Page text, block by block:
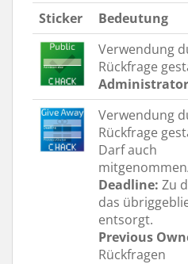
Sticker
Bedeutung
Verwendung
Rückfrage
Verwendung
Rückfrage
Darf auch
Deadline: Zu
das
entsorgt.
Previous
Rückfragen